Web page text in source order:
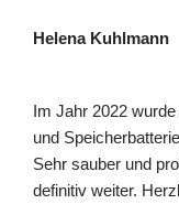
Helena Kuhlmann
Im Jahr 2022
und
Sehr sauber und
definitiv weiter.